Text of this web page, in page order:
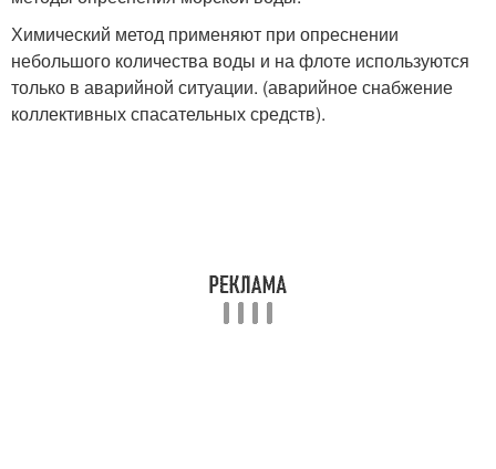
Химический метод применяют при опреснении
небольшого количества воды и на флоте используются
только в аварийной ситуации. (аварийное снабжение
коллективных спасательных средств).